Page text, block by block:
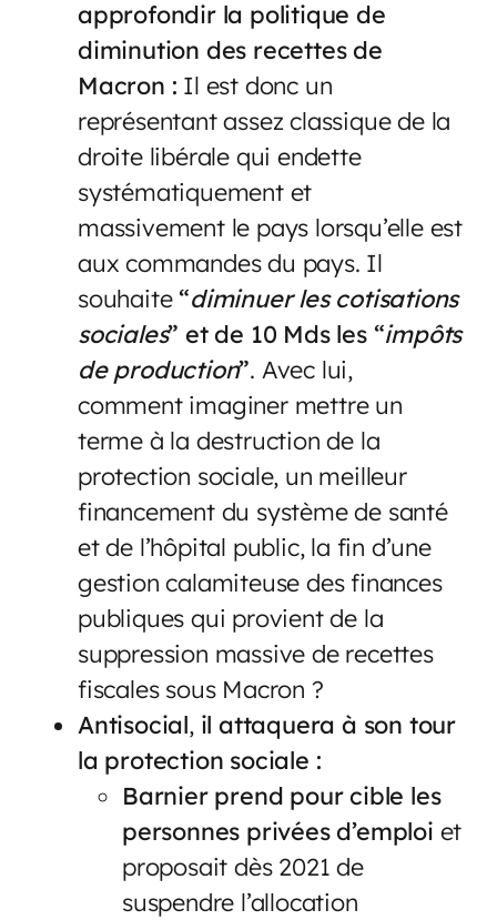
approfondir la politique de
diminution des recettes de
Macron : Il est donc un
représentant assez classique de la
droite libérale qui endette
systématiquement et
massivement le pays lorsqu’elle est
aux commandes du pays. Il
souhaite “diminuer les cotisations
sociales” et de 10 Mds les “impôts
de production”. Avec lui,
comment imaginer mettre un
terme à la destruction de la
protection sociale, un meilleur
financement du système de santé
et de l’hôpital public, la fin d’une
gestion calamiteuse des finances
publiques qui provient de la
suppression massive de recettes
fiscales sous Macron ?
Antisocial, il attaquera à son tour
la protection sociale :
Barnier prend pour cible les
personnes privées d’emploi et
proposait dès 2021 de
suspendre l’allocation